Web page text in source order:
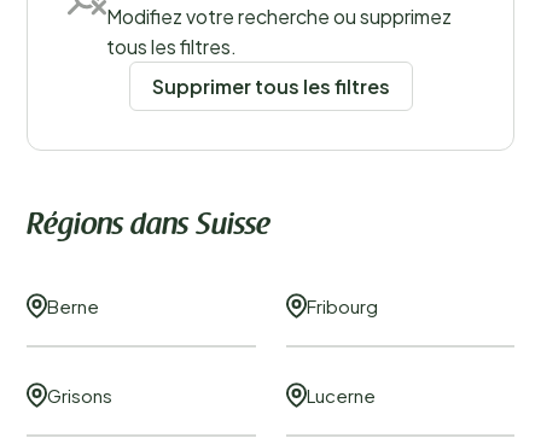
Modifiez votre recherche ou supprimez
tous les filtres.
Supprimer tous les filtres
Régions dans Suisse
Berne Fribourg
Grisons Lucerne